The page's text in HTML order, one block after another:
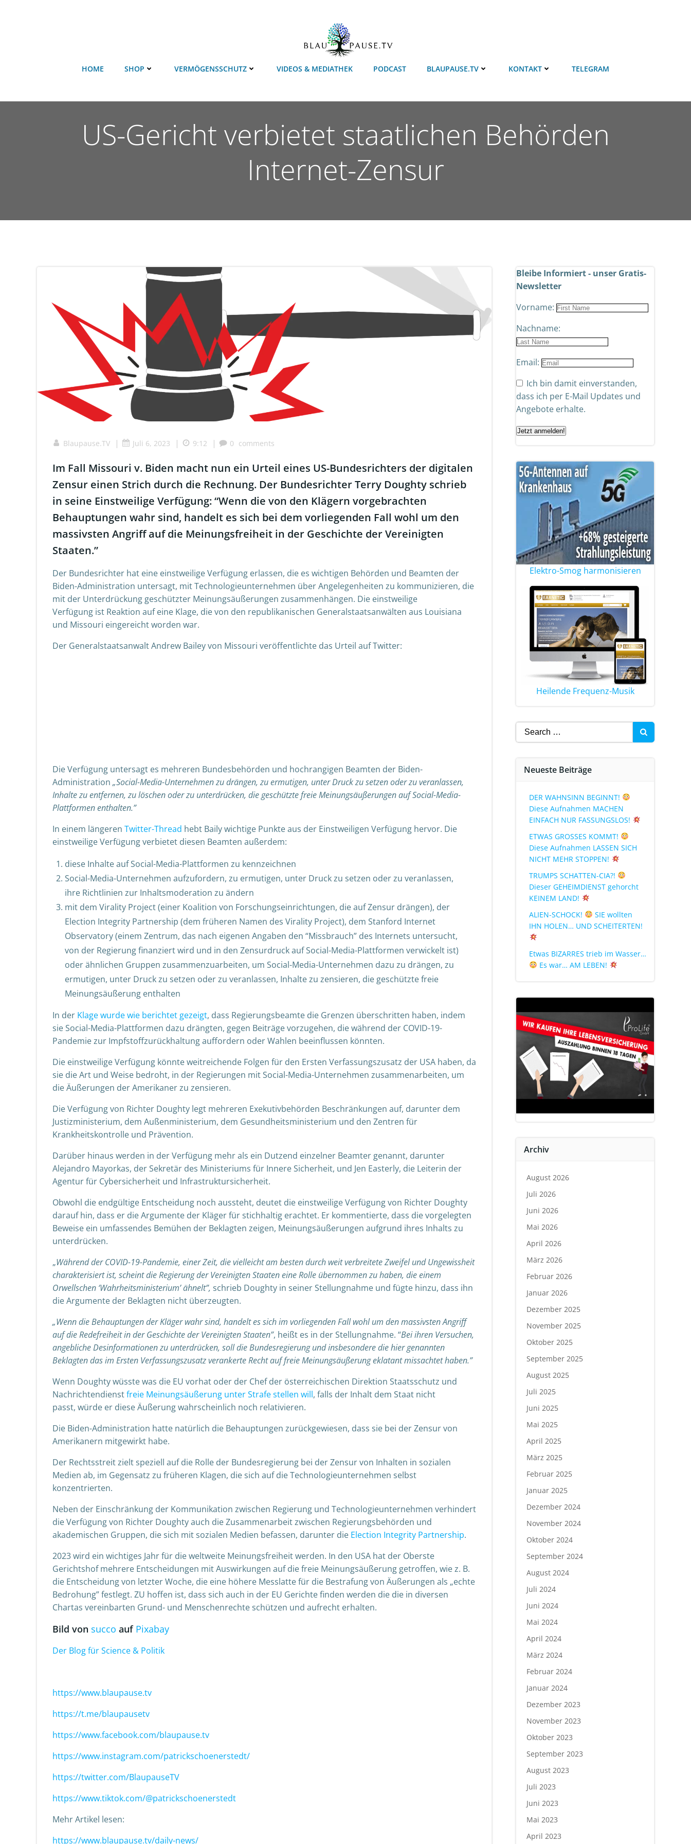
HOME SHOP VERMÖGENSSCHUTZ VIDEOS & MEDIATHEK PODCAST BLAUPAUSE.TV KONTAKT TELEGRAM
US-Gericht verbietet staatlichen Behörden
Internet-Zensur
Blaupause.TV | Juli 6, 2023 | 9:12 | 0 comments
Im Fall Missouri v. Biden macht nun ein Urteil eines US-Bundesrichters der digitalen
Zensur einen Strich durch die Rechnung. Der Bundesrichter Terry Doughty schrieb
in seine Einstweilige Verfügung: “Wenn die von den Klägern vorgebrachten
Behauptungen wahr sind, handelt es sich bei dem vorliegenden Fall wohl um den
massivsten Angriff auf die Meinungsfreiheit in der Geschichte der Vereinigten
Staaten.”
Der Bundesrichter hat eine einstweilige Verfügung erlassen, die es wichtigen Behörden und Beamten der
Biden-Administration untersagt, mit Technologieunternehmen über Angelegenheiten zu kommunizieren, die
mit der Unterdrückung geschützter Meinungsäußerungen zusammenhängen. Die einstweilige
Verfügung ist Reaktion auf eine Klage, die von den republikanischen Generalstaatsanwälten aus Louisiana
und Missouri eingereicht worden war.
Der Generalstaatsanwalt Andrew Bailey von Missouri veröffentlichte das Urteil auf Twitter:
Die Verfügung untersagt es mehreren Bundesbehörden und hochrangigen Beamten der Biden-
Administration „Social-Media-Unternehmen zu drängen, zu ermutigen, unter Druck zu setzen oder zu veranlassen,
Inhalte zu entfernen, zu löschen oder zu unterdrücken, die geschützte freie Meinungsäußerungen auf Social-Media-
Plattformen enthalten.”
In einem längeren Twitter-Thread hebt Baily wichtige Punkte aus der Einstweiligen Verfügung hervor. Die
einstweilige Verfügung verbietet diesen Beamten außerdem:
diese Inhalte auf Social-Media-Plattformen zu kennzeichnen
Social-Media-Unternehmen aufzufordern, zu ermutigen, unter Druck zu setzen oder zu veranlassen,
ihre Richtlinien zur Inhaltsmoderation zu ändern
mit dem Virality Project (einer Koalition von Forschungseinrichtungen, die auf Zensur drängen), der
Election Integrity Partnership (dem früheren Namen des Virality Project), dem Stanford Internet
Observatory (einem Zentrum, das nach eigenen Angaben den “Missbrauch” des Internets untersucht,
von der Regierung finanziert wird und in den Zensurdruck auf Social-Media-Plattformen verwickelt ist)
oder ähnlichen Gruppen zusammenzuarbeiten, um Social-Media-Unternehmen dazu zu drängen, zu
ermutigen, unter Druck zu setzen oder zu veranlassen, Inhalte zu zensieren, die geschützte freie
Meinungsäußerung enthalten
In der Klage wurde wie berichtet gezeigt, dass Regierungsbeamte die Grenzen überschritten haben, indem
sie Social-Media-Plattformen dazu drängten, gegen Beiträge vorzugehen, die während der COVID-19-
Pandemie zur Impfstoffzurückhaltung auffordern oder Wahlen beeinflussen könnten.
Die einstweilige Verfügung könnte weitreichende Folgen für den Ersten Verfassungszusatz der USA haben, da
sie die Art und Weise bedroht, in der Regierungen mit Social-Media-Unternehmen zusammenarbeiten, um
die Äußerungen der Amerikaner zu zensieren.
Die Verfügung von Richter Doughty legt mehreren Exekutivbehörden Beschränkungen auf, darunter dem
Justizministerium, dem Außenministerium, dem Gesundheitsministerium und den Zentren für
Krankheitskontrolle und Prävention.
Darüber hinaus werden in der Verfügung mehr als ein Dutzend einzelner Beamter genannt, darunter
Alejandro Mayorkas, der Sekretär des Ministeriums für Innere Sicherheit, und Jen Easterly, die Leiterin der
Agentur für Cybersicherheit und Infrastruktursicherheit.
Obwohl die endgültige Entscheidung noch aussteht, deutet die einstweilige Verfügung von Richter Doughty
darauf hin, dass er die Argumente der Klägerfür stichhaltig erachtet. Er kommentierte, dass die vorgelegten
Beweise ein umfassendes Bemühen der Beklagten zeigen, Meinungsäußerungen aufgrund ihres Inhalts zu
unterdrücken.
„Während der COVID-19-Pandemie, einer Zeit, die vielleicht am besten durch weit verbreitete Zweifel und Ungewissheit
charakterisiert ist, scheint die Regierung der Vereinigten Staaten eine Rolle übernommen zu haben, die einem
Orwellschen ‘Wahrheitsministerium’ ähnelt”, schrieb Doughty in seiner Stellungnahme und fügte hinzu, dass ihn
die Argumente der Beklagten nicht überzeugten.
„Wenn die Behauptungen der Kläger wahr sind, handelt es sich im vorliegenden Fall wohl um den massivsten Angriff
auf die Redefreiheit in der Geschichte der Vereinigten Staaten”, heißt es in der Stellungnahme. “Bei ihren Versuchen,
angebliche Desinformationen zu unterdrücken, soll die Bundesregierung und insbesondere die hier genannten
Beklagten das im Ersten Verfassungszusatz verankerte Recht auf freie Meinungsäußerung eklatant missachtet haben.”
Wenn Doughtywüsste was die EU vorhat oder der Chef der österreichischen Direktion Staatsschutz und
Nachrichtendienstfreie Meinungsäußerung unter Strafe stellen will, falls der Inhalt dem Staat nicht
passt, würde er diese Äußerung wahrscheinlich noch relativieren.
Die Biden-Administration hatte natürlich die Behauptungen zurückgewiesen, dass sie bei der Zensur von
Amerikanern mitgewirkt habe.
Der Rechtsstreit zielt speziell auf die Rolle der Bundesregierung bei der Zensur von Inhalten in sozialen
Medien ab, im Gegensatz zu früheren Klagen, die sich auf die Technologieunternehmen selbst
konzentrierten.
Neben der Einschränkung der Kommunikation zwischen Regierung und Technologieunternehmen verhindert
die Verfügung von Richter Doughty auch die Zusammenarbeit zwischen Regierungsbehörden und
akademischen Gruppen, die sich mit sozialen Medien befassen, darunter die Election Integrity Partnership.
2023 wird ein wichtiges Jahr für dieweltweite Meinungsfreiheit werden. In den USA hat der Oberste
Gerichtshof mehrere Entscheidungen mit Auswirkungen auf die freie Meinungsäußerung getroffen, wie z. B.
die Entscheidung von letzter Woche, die eine höhere Messlatte für die Bestrafung von Äußerungen als „echte
Bedrohung” festlegt. ZU hoffen ist, dass sich auch in der EU Gerichte finden werden die die in diversen
Chartas vereinbarten Grund- und Menschenrechte schützen und aufrecht erhalten.
Bild von succo auf Pixabay
Der Blog für Science & Politik
https://www.blaupause.tv
https://t.me/blaupausetv
https://www.facebook.com/blaupause.tv
https://www.instagram.com/patrickschoenerstedt/
https://twitter.com/BlaupauseTV
https://www.tiktok.com/@patrickschoenerstedt
Mehr Artikel lesen:
https://www.blaupause.tv/daily-news/
Bleibe Informiert - unser Gratis-
Newsletter
Vorname:
Nachname:
Email:
Ich bin damit einverstanden,
dass ich per E-Mail Updates und
Angebote erhalte.
Jetzt anmelden!
Elektro-Smog harmonisieren
Heilende Frequenz-Musik
Neueste Beiträge
DER WAHNSINN BEGINNT!
Diese Aufnahmen MACHEN
EINFACH NUR FASSUNGSLOS!
ETWAS GROSSES KOMMT!
Diese Aufnahmen LASSEN SICH
NICHT MEHR STOPPEN!
TRUMPS SCHATTEN-CIA?!
Dieser GEHEIMDIENST gehorcht
KEINEM LAND!
ALIEN-SCHOCK!
SIE wollten
IHN HOLEN… UND SCHEITERTEN!
Etwas BIZARRES trieb im Wasser…
Es war… AM LEBEN!
Archiv
August 2026
Juli 2026
Juni 2026
Mai 2026
April 2026
März 2026
Februar 2026
Januar 2026
Dezember 2025
November 2025
Oktober 2025
September 2025
August 2025
Juli 2025
Juni 2025
Mai 2025
April 2025
März 2025
Februar 2025
Januar 2025
Dezember 2024
November 2024
Oktober 2024
September 2024
August 2024
Juli 2024
Juni 2024
Mai 2024
April 2024
März 2024
Februar 2024
Januar 2024
Dezember 2023
November 2023
Oktober 2023
September 2023
August 2023
Juli 2023
Juni 2023
Mai 2023
April 2023